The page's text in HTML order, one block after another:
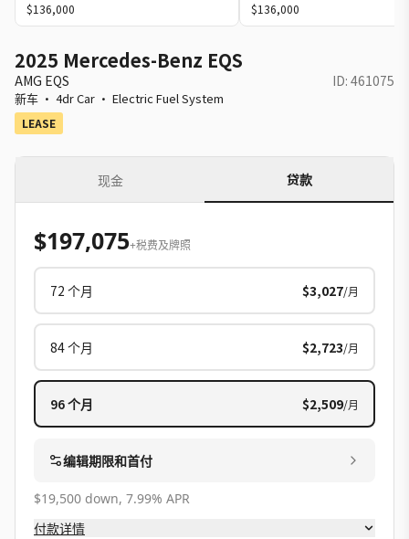
$136,000 $136,000
2025 Mercedes-Benz EQS
AMG EQS ID: 461075
新车 · 4dr Car · Electric Fuel System
LEASE
现金 贷款
$197,075+税费及牌照
72 个月 $3,027/月
84个月 $2,723/月
96个月 $2,509/月
编辑期限和首付
$19,500 down, 7.99% APR
付款详情